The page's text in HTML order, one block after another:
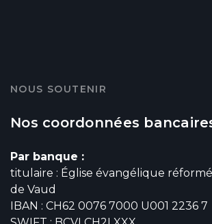
NOUS SOUTENIR
Nos coordonnées
Par banque :
titulaire : Église évangélique
de Vaud
IBAN : CH62 0076 7000 U001 2236 7